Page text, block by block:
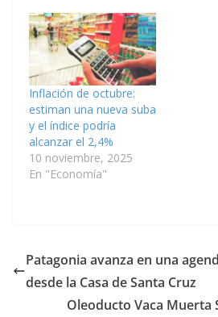
Inflación de octubre:
estiman una nueva suba
y el índice podría
alcanzar el 2,4%
10 noviembre, 2025
En "Economía"
Patagonia avanza en una
desde la Casa de Santa Cruz
Oleoducto Vaca Muerta